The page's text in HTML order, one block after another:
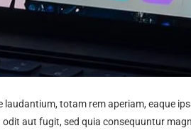
totam rem aperiam, eaque
aut fugit, sed quia consequuntur